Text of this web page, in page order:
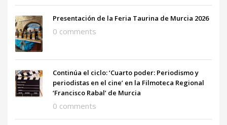
Presentación de la Feria Taurina de Murcia 2026
0 comments
Continúa el ciclo: ‘Cuarto poder: Periodismo y
periodistas en el cine’ en la Filmoteca Regional
‘Francisco Rabal’ de Murcia
0 comments